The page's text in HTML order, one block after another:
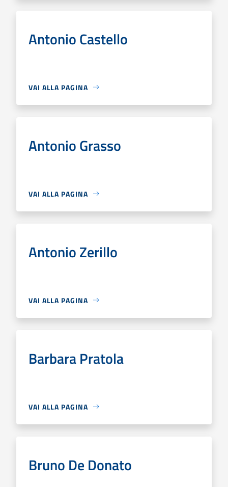
Antonio Castello
VAI ALLA PAGINA
Antonio Grasso
VAI ALLA PAGINA
Antonio Zerillo
VAI ALLA PAGINA
Barbara Pratola
VAI ALLA PAGINA
Bruno De Donato